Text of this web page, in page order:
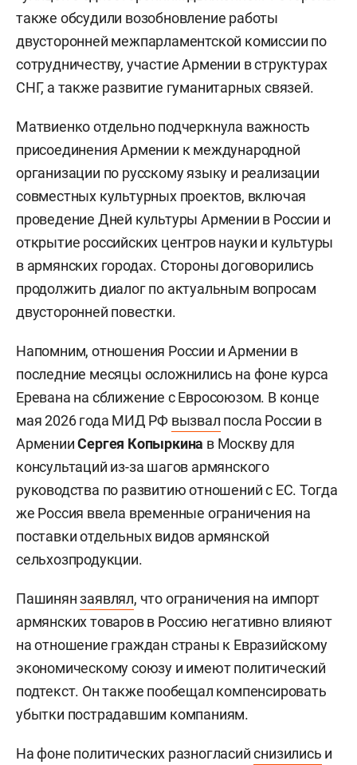
также обсудили возобновление работы
двусторонней межпарламентской комиссии по
сотрудничеству, участие Армении в структурах
СНГ, а также развитие гуманитарных связей.
Матвиенко отдельно подчеркнула важность
присоединения Армении к международной
организации по русскому языку и реализации
совместных культурных проектов, включая
проведение Дней культуры Армении в России и
открытие российских центров науки и культуры
в армянских городах. Стороны договорились
продолжить диалог по актуальным вопросам
двусторонней повестки.
Напомним, отношения России и Армении в
последние месяцы осложнились на фоне курса
Еревана на сближение с Евросоюзом. В конце
мая 2026 года МИД РФ вызвал посла России в
АрменииСергея Копыркина в Москву для
консультаций из-за шагов армянского
руководства по развитию отношений с ЕС. Тогда
же Россия ввела временные ограничения на
поставки отдельных видов армянской
сельхозпродукции.
Пашинянзаявлял, что ограничения на импорт
армянских товаров в Россию негативно влияют
на отношение граждан страны к Евразийскому
экономическому союзу и имеют политический
подтекст. Он также пообещал компенсировать
убытки пострадавшим компаниям.
На фоне политических разногласийснизились и